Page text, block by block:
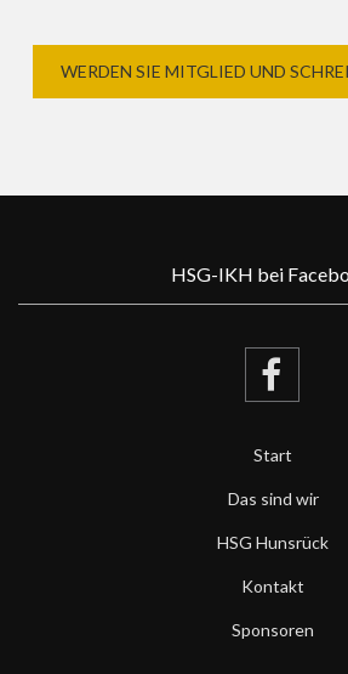
WERDEN SIE MITGLIED UND
HSG-IKH bei
Start
Das sind wir
HSG Hunsrück
Kontakt
Sponsoren